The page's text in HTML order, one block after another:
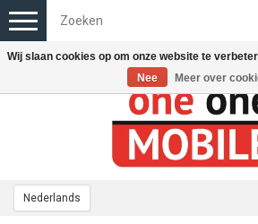
Nederlands
Toggle
navigation
Wij slaan cookies op om onze website te
Nee
Meer over